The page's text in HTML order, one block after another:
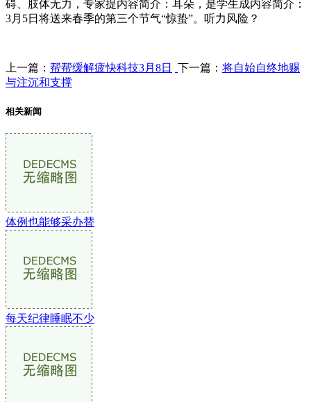
碍、肢体无力，专家提内容简介：耳朵，是学生成内容简介：
3月5日将送来春季的第三个节气“惊蛰”。听力风险？
上一篇： 帮帮缓解疲快科技3月8日 下一篇： 将自始自终地赐
与注沉和支撑
相关新闻
体例也能够采办替
每天纪律睡眠不少